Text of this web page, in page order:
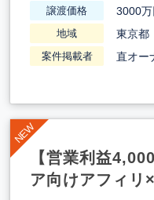
譲渡価格 3000
地域 東京都
案件掲載者 直オー
【営業利益
ア向けアフィリ